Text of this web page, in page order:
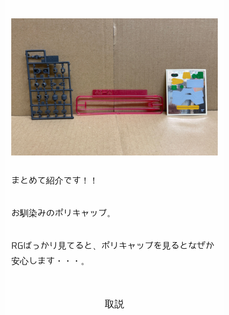
まとめて紹介です！！
お馴染みのポリキャップ。
RGばっかり見てると、ポリキャップを見るとなぜか
安心します・・・。
取説